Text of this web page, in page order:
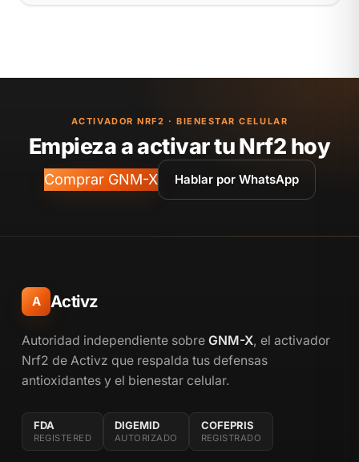
ACTIVADOR NRF2 · BIENESTAR CELULAR
Empieza a activar tu Nrf2 hoy
Comprar GNM-X Hablar por WhatsApp
A Activz
Autoridad independiente sobre GNM-X, el activador
Nrf2 de Activz que respalda tus defensas
antioxidantes y el bienestar celular.
FDA
REGISTERED
DIGEMID
AUTORIZADO
COFEPRIS
REGISTRADO